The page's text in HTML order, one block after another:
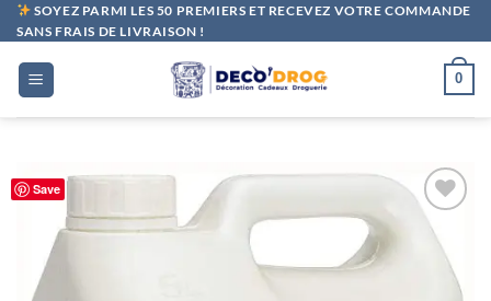
Passer
au
contenu
SOYEZ PARMI LES 50 PREMIERS ET RECEVEZ VOTRE COMMANDE
SANS FRAIS DE LIVRAISON !
0
Save
Ajouter
à la liste
souhaits